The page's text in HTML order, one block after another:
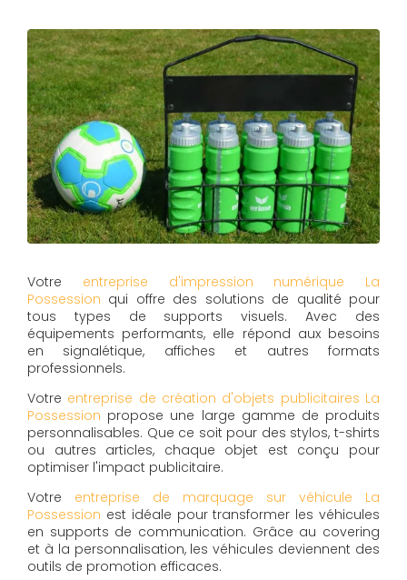
Votre entreprise d'impression numérique La
Possession qui offre des solutions de qualité pour
tous types de supports visuels. Avec des
équipements performants, elle répond aux besoins
en signalétique, affiches et autres formats
professionnels.
Votre entreprise de création d'objets publicitaires La
Possession propose une large gamme de produits
personnalisables. Que ce soit pour des stylos, t-shirts
ou autres articles, chaque objet est conçu pour
optimiser l'impact publicitaire.
Votre entreprise de marquage sur véhicule La
Possession est idéale pour transformer les véhicules
en supports de communication. Grâce au covering
et à la personnalisation, les véhicules deviennent des
outils de promotion efficaces.